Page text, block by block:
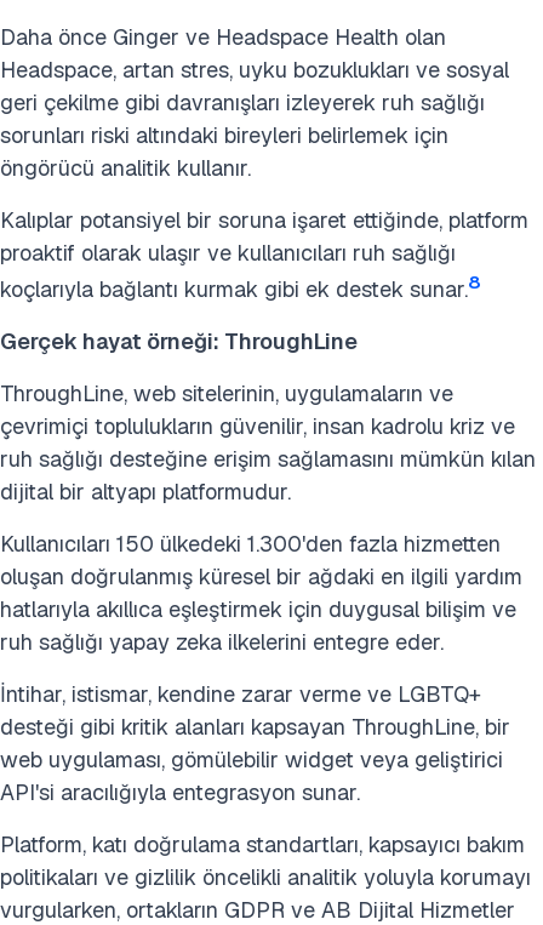
Daha önce Ginger ve Headspace Health olan
Headspace, artan stres, uyku bozuklukları ve sosyal
geri çekilme gibi davranışları izleyerek ruh sağlığı
sorunları riski altındaki bireyleri belirlemek için
öngörücü analitik kullanır.
Kalıplar potansiyel bir soruna işaret ettiğinde, platform
proaktif olarak ulaşır ve kullanıcıları ruh sağlığı
koçlarıyla bağlantı kurmak gibi ek destek sunar.8
Gerçek hayat örneği: ThroughLine
ThroughLine, web sitelerinin, uygulamaların ve
çevrimiçi toplulukların güvenilir, insan kadrolu kriz ve
ruh sağlığı desteğine erişim sağlamasını mümkün kılan
dijital bir altyapı platformudur.
Kullanıcıları 150 ülkedeki 1.300'den fazla hizmetten
oluşan doğrulanmış küresel bir ağdaki en ilgili yardım
hatlarıyla akıllıca eşleştirmek için duygusal bilişim ve
ruh sağlığı yapay zeka ilkelerini entegre eder.
İntihar, istismar, kendine zarar verme ve LGBTQ+
desteği gibi kritik alanları kapsayan ThroughLine, bir
web uygulaması, gömülebilir widget veya geliştirici
API'si aracılığıyla entegrasyon sunar.
Platform, katı doğrulama standartları, kapsayıcı bakım
politikaları ve gizlilik öncelikli analitik yoluyla korumayı
vurgularken, ortakların GDPR ve AB Dijital Hizmetler